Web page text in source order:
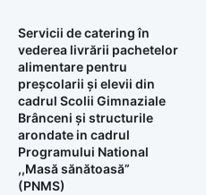
Servicii de catering în
vederea livrării pachetelor
alimentare pentru
preșcolarii și elevii din
cadrul Scolii Gimnaziale
Brânceni și structurile
arondate in cadrul
Programului National
,,Masă sănătoasă”
(PNMS)